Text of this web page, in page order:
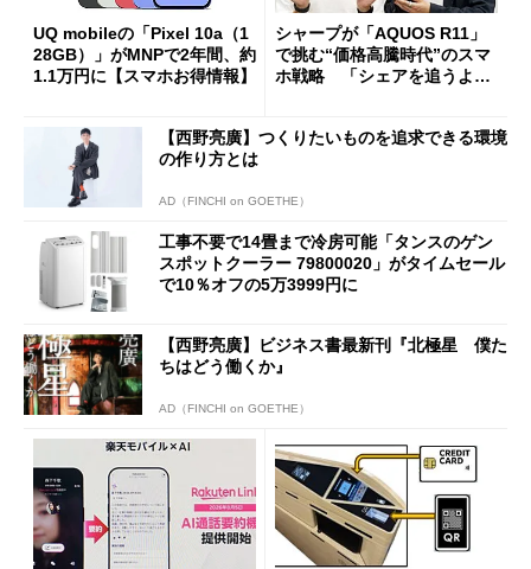
UQ mobileの「Pixel 10a（1
28GB）」がMNPで2年間、約
1.1万円に【スマホお得情報】
シャープが「AQUOS R11」
で挑む“価格高騰時代”のスマ
ホ戦略 「シェアを追うより
【西野亮廣】つくりたいものを追求できる環境
の作り方とは
AD（FINCHI on GOETHE）
工事不要で14畳まで冷房可能「タンスのゲン
スポットクーラー 79800020」がタイムセール
で10％オフの5万3999円に
【西野亮廣】ビジネス書最新刊『北極星 僕た
ちはどう働くか』
AD（FINCHI on GOETHE）